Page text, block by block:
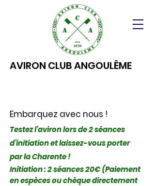
AVIRON CLUB ANGOULÊME
Embarquez avec nous !
Testez l'aviron lors de 2 séances
d'initiation et laissez-vous porter
par la Charente !
Initiation : 2 séances 20€ (Paiement
en espèces ou chèque directement